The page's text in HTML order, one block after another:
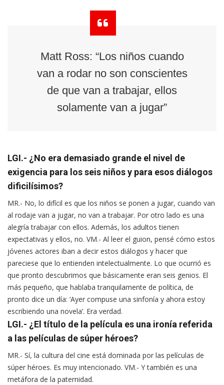
Matt Ross: “Los niños cuando
van a rodar no son conscientes
de que van a trabajar, ellos
solamente van a jugar”
LGI.- ¿No era demasiado grande el nivel de
exigencia para los seis niños y para esos diálogos
dificilísimos?
MR.- No, lo difícil es que los niños se ponen a jugar, cuando van
al rodaje van a jugar, no van a trabajar. Por otro lado es una
alegría trabajar con ellos. Además, los adultos tienen
expectativas y ellos, no. VM.- Al leer el guion, pensé cómo estos
jóvenes actores iban a decir estos diálogos y hacer que
pareciese que lo entienden intelectualmente. Lo que ocurrió es
que pronto descubrimos que básicamente eran seis genios. El
más pequeño, que hablaba tranquilamente de política, de
pronto dice un día: ‘Ayer compuse una sinfonía y ahora estoy
escribiendo una novela’. Era verdad.
LGI.- ¿El título de la película es una ironía referida
a las películas de súper héroes?
MR.- Sí, la cultura del cine está dominada por las películas de
súper héroes. Es muy intencionado. VM.- Y también es una
metáfora de la paternidad.